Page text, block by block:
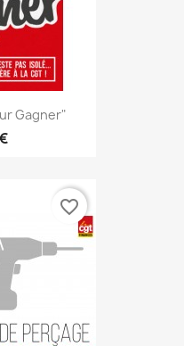
Gagner"
favorite_border